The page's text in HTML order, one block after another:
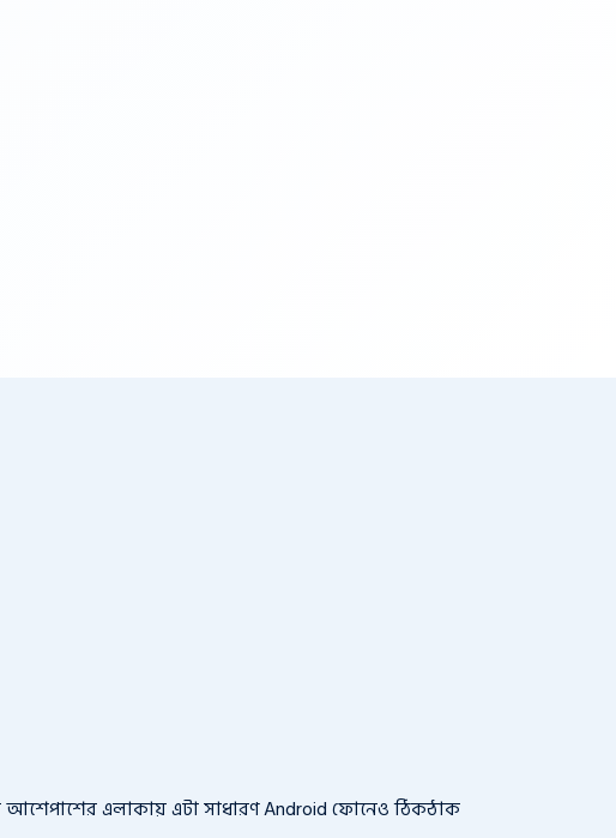
আশেপাশের এলাকায় এটা সাধারণ Android ফোনেও ঠিকঠাক